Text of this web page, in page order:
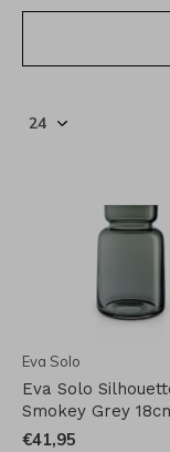
Eva Solo
Eva Solo
Smokey Grey
€41,95